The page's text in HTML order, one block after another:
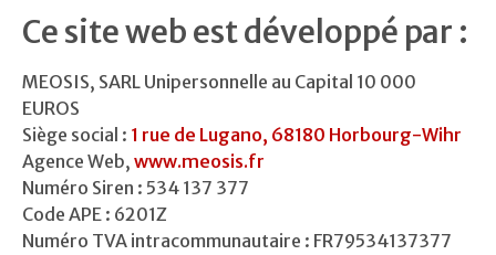
Ce site web est développé par :
MEOSIS, SARL Unipersonnelle au Capital 10 000
EUROS
Siège social : 1 rue de Lugano, 68180 Horbourg-Wihr
Agence Web, www.meosis.fr
Numéro Siren : 534 137 377
Code APE : 6201Z
Numéro TVA intracommunautaire : FR79534137377